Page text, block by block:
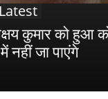
Latest
कुमार को हुआ
नहीं जा पाएंगे